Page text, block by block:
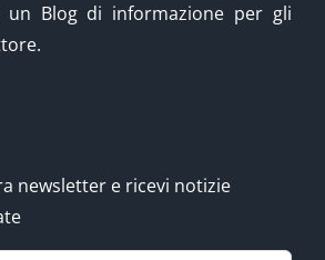
un Blog di informazione per gli
newsletter e ricevi notizie